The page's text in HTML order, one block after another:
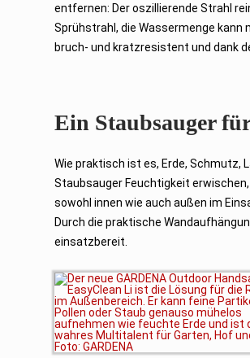
entfernen: Der oszillierende Strahl
Sprühstrahl, die Wassermenge kann
bruch- und kratzresistent und dank
Ein Staubsauger
Wie praktisch ist es, Erde, Schmutz,
Staubsauger Feuchtigkeit
sowohl innen wie auch außen im
Durch die praktische
einsatzbereit.